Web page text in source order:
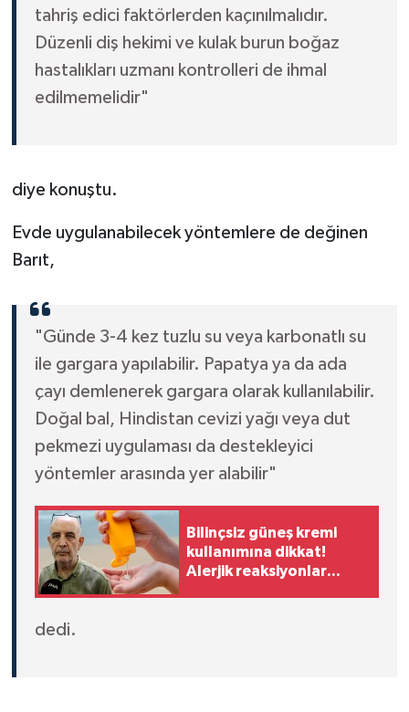
tahriş edici faktörlerden kaçınılmalıdır.
Düzenli diş hekimi ve kulak burun boğaz
hastalıkları uzmanı kontrolleri de ihmal
edilmemelidir"
diye konuştu.
Evde uygulanabilecek yöntemlere de değinen
Barıt,
"Günde 3-4 kez tuzlu su veya karbonatlı su
ile gargara yapılabilir. Papatya ya da ada
çayı demlenerek gargara olarak kullanılabilir.
Doğal bal, Hindistan cevizi yağı veya dut
pekmezi uygulaması da destekleyici
yöntemler arasında yer alabilir"
Bilinçsiz güneş kremi
kullanımına dikkat!
Alerjik reaksiyonlar
dedi.